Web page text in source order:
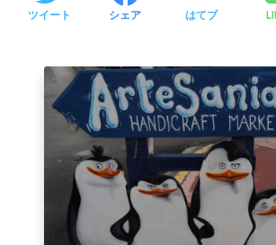
ツイート シェア はてブ